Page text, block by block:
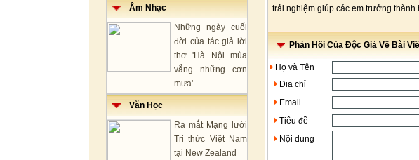
Âm Nhạc
Những ngày cuối
đời của tác giả lời
thơ 'Hà Nội mùa
vắng những cơn
mưa'
Văn Học
Ra mắt Mạng lưới
Tri thức Việt Nam
tại New Zealand
trải nghiệm giúp các em trưởng
Phản Hồi Của Độc Giả Về Bài
Họ và Tên
Địa chỉ
Email
Tiêu đề
Nội dung